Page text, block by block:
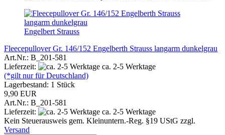
Engelbert Strauss
Fleecepullover Gr. 146/152 Engelberth Strauss langarm dunkelgrau
Art.Nr.: B_201-581
Lieferzeit:
ca. 2-5 Werktage
(*gilt nur für Deutschland)
Lagerbestand: 1 Stück
9,90 EUR
Art.Nr.: B_201-581
Lieferzeit:
ca. 2-5 Werktage
Kein Steuerausweis gem. Kleinuntern.-Reg. §19 UStG zzgl.
Versand